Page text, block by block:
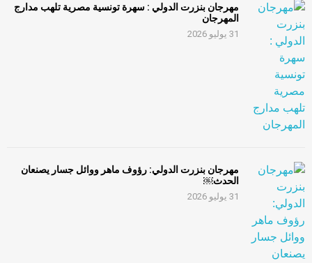
مهرجان بنزرت الدولي : سهرة تونسية مصرية تلهب مدارج
المهرجان
31 يوليو 2026
مهرجان بنزرت الدولي: رؤوف ماهر ووائل جسار يصنعان
الحدث￼
31 يوليو 2026